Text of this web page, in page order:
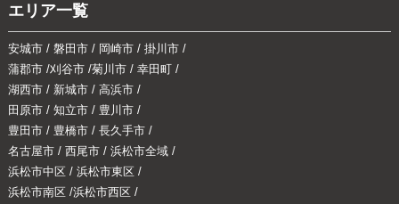
エリア一覧
安城市/ 磐田市/ 岡崎市/ 掛川市/
蒲郡市/刈谷市/菊川市/ 幸田町/
湖西市/ 新城市/ 高浜市/
田原市/ 知立市/ 豊川市/
豊田市/ 豊橋市/ 長久手市/
名古屋市/ 西尾市/ 浜松市全域/
浜松市中区 / 浜松市東区 /
浜松市南区 /浜松市西区 /